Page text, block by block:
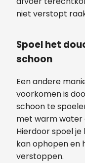
niet verstopt
Spoel het
schoon
Een andere
voorkomen is
schoon te
met warm water
Hierdoor spoel
kan ophopen en
verstoppen.